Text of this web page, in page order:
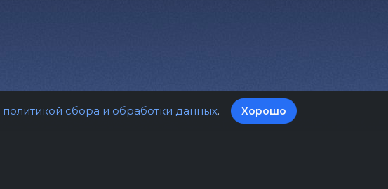
политикой сбора и обработки данных. Хорошо